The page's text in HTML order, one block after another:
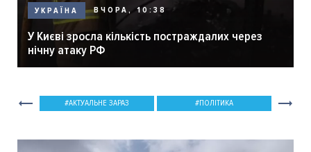
УКРАЇНА ВЧОРА, 10:38
У Києві зросла кількість постраждалих через
нічну атаку РФ
АКТУАЛЬНЕ ЗАРАЗ ПОЛІТИКА